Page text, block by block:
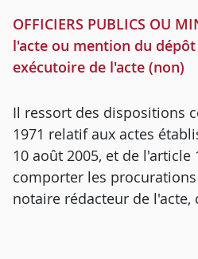
OFFICIERS PUBLICS OU
l'acte ou mention du
exécutoire de l'acte (non)
Il ressort des dispositions
1971 relatif aux actes
10 août 2005, et de
comporter les
notaire rédacteur de l'acte,